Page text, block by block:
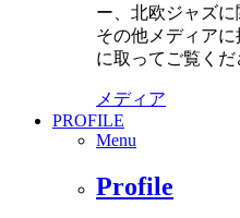
ー、北欧ジャズに
その他メディア
に取ってご覧くだ
メディア
PROFILE
Menu
Profile